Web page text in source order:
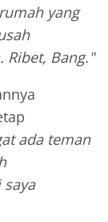
yang
Ribet, Bang."
ada teman